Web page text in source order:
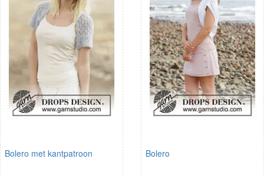
Bolero met kantpatroon Bolero